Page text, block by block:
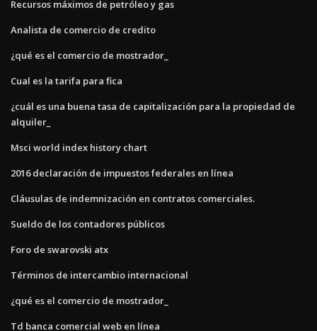
Recursos máximos de petróleo y gas
Analista de comercio de credito
¿qué es el comercio de mostrador_
Cual es la tarifa para fica
¿cuál es una buena tasa de capitalización para la propiedad de
alquiler_
Msci world index history chart
2016 declaración de impuestos federales en línea
Cláusulas de indemnización en contratos comerciales.
Sueldo de los contadores públicos
Foro de swarovski atx
Términos de intercambio internacional
¿qué es el comercio de mostrador_
Td banca comercial web en línea